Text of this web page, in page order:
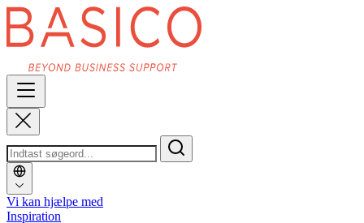
Vi kan hjælpe med
Inspiration